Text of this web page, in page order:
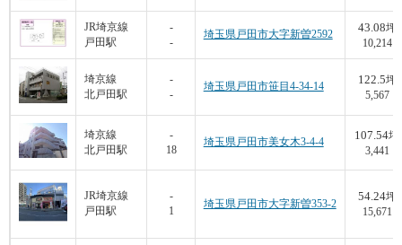
JR埼京線
戸田駅
-
-
埼玉県戸田市大字新曽2592
43.08坪
10,214
埼京線
北戸田駅
-
-
埼玉県戸田市笹目4-34-14
122.5坪
5,567
埼京線
北戸田駅
-
18
埼玉県戸田市美女木3-4-4
107.54坪
3,441
JR埼京線
戸田駅
-
1
埼玉県戸田市大字新曽353-2
54.24坪
15,671